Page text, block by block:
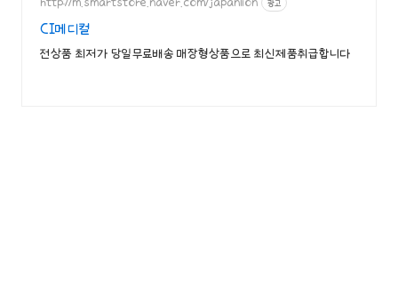
광고
CI메디컬
전상품 최저가 당일무료배송 매장형상품으로 최신제품취급합니다